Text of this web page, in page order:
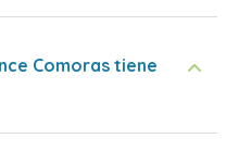
Comoras tiene